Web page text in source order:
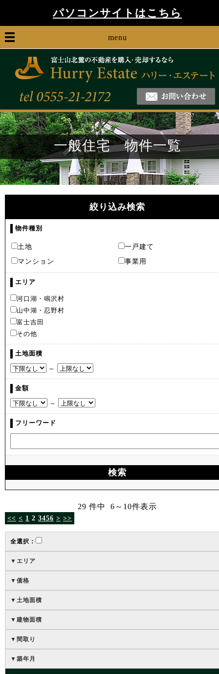
パソコンサイトはこちら
menu
一般住宅 物件一覧
絞り込み検索
物件種別
土地
一戸建て
マンション
事業用
エリア
河口湖・鳴沢村
山中湖・忍野村
富士吉田
その他
土地面積
～
金額
～
フリーワード
29 件中 6～10件表示
<< < 1 2 3456 > >>
全選択：
▼エリア
▼価格
▼土地面積
▼建物面積
▼間取り
▼築年月